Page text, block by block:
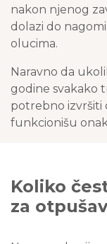
nakon njenog
dolazi do
olucima.
Naravno da
godine svakako
potrebno izvršiti
funkcionišu
Koliko
za